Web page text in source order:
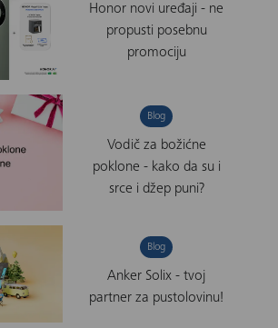
Honor novi uređaji - ne
propusti posebnu
promociju
Blog
Vodič za božićne
poklone - kako da su i
srce i džep puni?
Blog
Anker Solix - tvoj
partner za pustolovinu!